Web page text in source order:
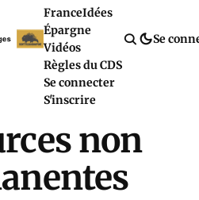
FranceIdées
Épargne
Vidéos
Règles du CDS
Se connecter
S'inscrire
Se
non